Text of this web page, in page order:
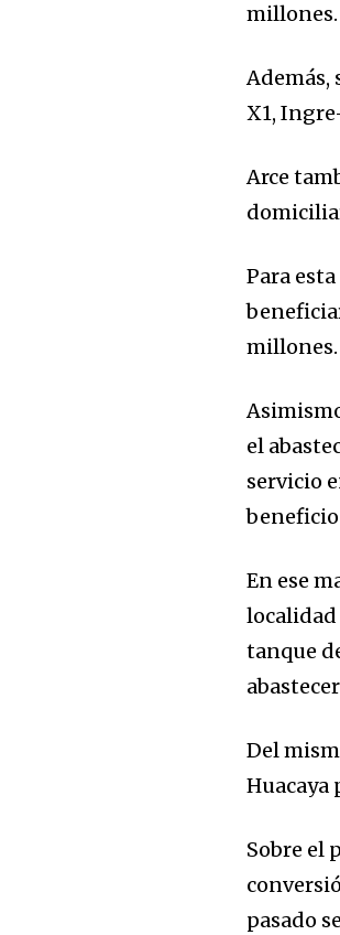
millones.
Además,
X1,
Arce
Para
millones.
el
servicio
En ese
localidad
tanque
Del
Huacaya
Sobre el
pasado